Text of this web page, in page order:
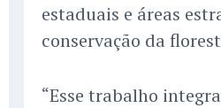
estaduais e áreas
conservação da
“Esse trabalho